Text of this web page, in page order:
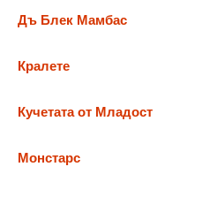
Дъ Блек Мамбас
Кралете
Кучетата от Младост
Монстарс